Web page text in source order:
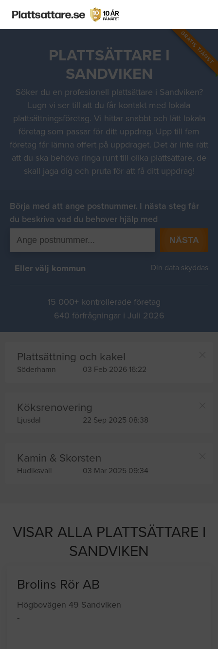
GRATIS TJÄNST
PLATTSÄTTARE I
SANDVIKEN
Söker du en profesionell plattsättare i Sandviken?
Lugn vi ser till att du får kontakt med lokala
plattsättningsföretag. Vi hittar snabbt och lätt lokala
företag som passar för ditt uppdrag. Upp till fem
företag får lämna offert på uppdraget. Det är inte rätt
att du ska behöva ringa runt till olika plattsättare, de
skall jaga dig och pruta för att få ditt uppdrag!
Börja med att ange postnummer. I nästa steg får
du beskriva vad du behover hjälp med
NÄSTA
Eller välj kommun Din data skyddas
15 000+ kontrollerade företag
640 förfrågningar i Juli 2026
Plattsättning och kakel
Söderhamn 03 Feb 2026 16:22
Köksrenovering
Ljusdal 22 Sep 2025 08:38
Kamin & Skorsten
Hudiksvall 03 Mar 2025 09:34
VISAR ALLA PLATTSÄTTARE I
SANDVIKEN
Brolins Rör AB
Högbovägen 49 Sandviken
-